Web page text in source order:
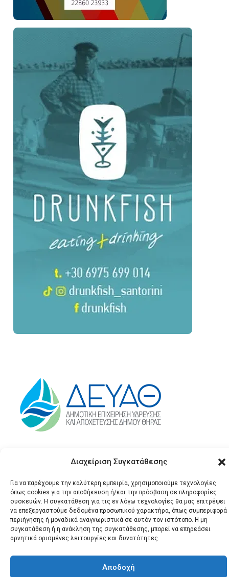
Διαχείριση Συγκατάθεσης
Για να παρέχουμε την καλύτερη εμπειρία, χρησιμοποιούμε τεχνολογίες
όπως cookies για την αποθήκευση ή/και την πρόσβαση σε πληροφορίες
συσκευών. Η συγκατάθεση για τις εν λόγω τεχνολογίες θα μας επιτρέψει
να επεξεργαστούμε δεδομένα προσωπικού χαρακτήρα, όπως συμπεριφορά
περιήγησης ή μοναδικά αναγνωριστικά σε αυτόν τον ιστότοπο. Η μη
συγκατάθεση ή η ανάκληση της συγκατάθεσης, μπορεί να επηρεάσει
αρνητικά ορισμένες λειτουργίες και δυνατότητες.
Αποδοχή
© 2026 Santonews - Όλα
τα δικαιώματα